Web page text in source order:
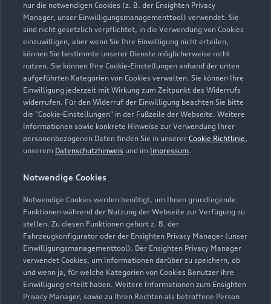
nur die notwendigen Cookies (z. B. der Ensighten Privacy
Manager, unser Einwilligungsmanagementtool) verwendet. Sie
sind nicht gesetzlich verpflichtet, in die Verwendung von Cookies
einzuwilligen, aber wenn Sie Ihre Einwilligung nicht erteilen,
können Sie bestimmte unserer Dienste möglicherweise nicht
nutzen. Sie können Ihre Cookie-Einstellungen anhand der unten
aufgeführten Kategorien von Cookies verwalten. Sie können Ihre
Einwilligung jederzeit mit Wirkung zum Zeitpunkt des Widerrufs
widerrufen. Für den Widerruf der Einwilligung beachten Sie bitte
die "Cookie-Einstellungen" in der Fußzeile der Webseite. Weitere
Informationen sowie konkrete Hinweise zur Verwendung Ihrer
personenbezogenen Daten finden Sie in unserer Cookie Richtlinie,
unserem Datenschutzhinweis und im Impressum.
Notwendige Cookies
Notwendige Cookies werden benötigt, um Ihnen grundlegende
Funktionen während der Nutzung der Webseite zur Verfügung zu
stellen. Zu diesen Funktionen gehört z. B. der
Fahrzeugkonfigurator oder der Ensighten Privacy Manager (unser
Einwilligungsmanagementtool). Der Ensighten Privacy Manager
verwendet Cookies, um Informationen darüber zu speichern, ob
und wenn ja, für welche Kategorien von Cookies Benutzer ihre
Einwilligung erteilt haben. Weitere Informationen zum Ensighten
Privacy Manager, sowie zu Ihren Rechten als betroffene Person
Neuenhöhe 27
42929 Wermelskirchen
02196 886030
audi@messink.de
Kontaktdaten herunterladen
Öffnungszeiten
Verkauf
Geschlossen, öffnet amMontag 08:00